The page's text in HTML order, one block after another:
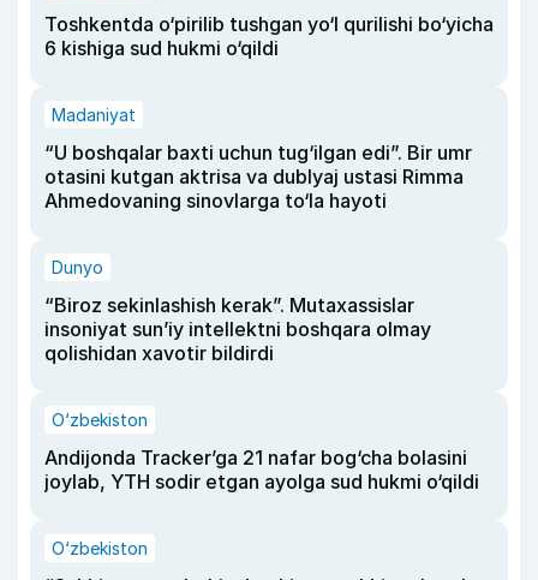
Toshkentda o‘pirilib tushgan yo‘l qurilishi bo‘yicha
6 kishiga sud hukmi o‘qildi
Madaniyat
“U boshqalar baxti uchun tug‘ilgan edi”. Bir umr
otasini kutgan aktrisa va dublyaj ustasi Rimma
Ahmedovaning sinovlarga to‘la hayoti
Dunyo
“Biroz sekinlashish kerak”. Mutaxassislar
insoniyat sun’iy intellektni boshqara olmay
qolishidan xavotir bildirdi
O‘zbekiston
Andijonda Tracker’ga 21 nafar bog‘cha bolasini
joylab, YTH sodir etgan ayolga sud hukmi o‘qildi
O‘zbekiston